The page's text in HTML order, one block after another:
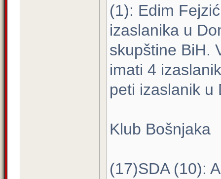
(1): Edim
izaslanika u
skupštine BiH.
imati 4
peti izaslanik u
Klub Bošnjaka
(17)SDA (10):